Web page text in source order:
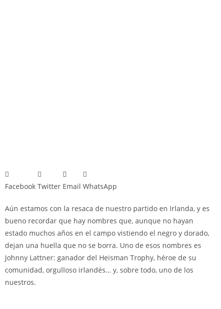
Facebook Twitter Email WhatsApp
Aún estamos con la resaca de nuestro partido en Irlanda, y es
bueno recordar que hay nombres que, aunque no hayan
estado muchos años en el campo vistiendo el negro y dorado,
dejan una huella que no se borra. Uno de esos nombres es
Johnny Lattner: ganador del Heisman Trophy, héroe de su
comunidad, orgulloso irlandés… y, sobre todo, uno de los
nuestros.